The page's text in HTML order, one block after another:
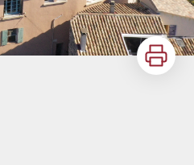
Imprimer